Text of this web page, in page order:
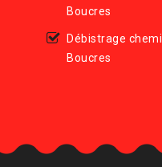
Boucres
Débistrage
Boucres